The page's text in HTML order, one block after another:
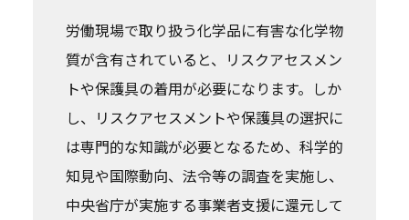
労働現場で取り扱う化学品に有害な化学物
質が含有されていると、リスクアセスメン
トや保護具の着用が必要になります。しか
し、リスクアセスメントや保護具の選択に
は専門的な知識が必要となるため、科学的
知見や国際動向、法令等の調査を実施し、
中央省庁が実施する事業者支援に還元して